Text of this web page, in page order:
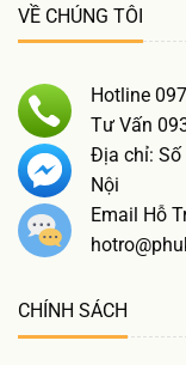
VỀ CHÚNG TÔI
Hotline
Tư Vấn
Địa chỉ: Số
Nội
Email Hỗ
CHÍNH SÁCH